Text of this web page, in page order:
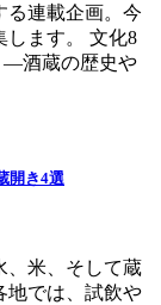
る連載企画。今
します。 文化8
―酒蔵の歴史や
開き4選
、米、そして蔵
では、試飲や